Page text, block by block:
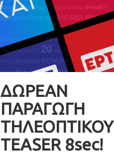
ΔΩΡΕΑΝ
ΠΑΡΑΓΩΓΗ
ΤΗΛΕΟΠΤΙΚΟΥ
TEASER 8sec!